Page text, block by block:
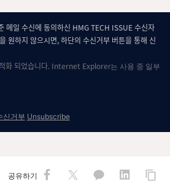
메일 수신에 동의하신 HMG TECH ISSUE 수신자
원하지 않으시면, 하단의 수신거부 버튼을 통해 신
화 되었습니다. Internet Explorer는 사용 중 일부
신거부 Unsubscribe
공유하기